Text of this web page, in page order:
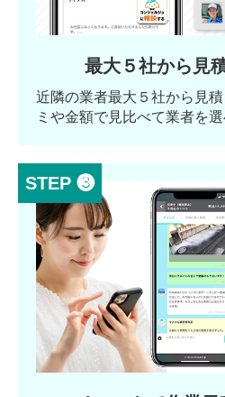
最大５社から見
近隣の業者最大５社から見
ミや金額で見比べて業者を選
STEP ❸